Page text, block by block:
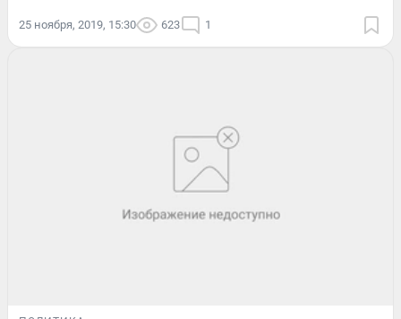
25 ноября, 2019, 15:30 623 1